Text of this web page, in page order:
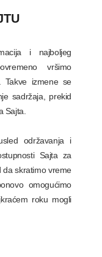
i najboljeg
vršimo
Takve izmene se
sadržaja, prekid
Sajta.
održavanja i
Sajta za
da skratimo vreme
omogućimo
roku mogli